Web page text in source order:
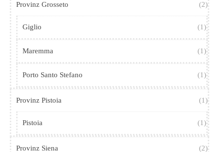
Provinz Grosseto (2)
Giglio (1)
Maremma (1)
Porto Santo Stefano (1)
Provinz Pistoia (1)
Pistoia (1)
Provinz Siena (2)